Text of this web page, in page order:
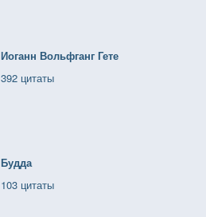
Иоганн Вольфганг Гете
392 цитаты
Будда
103 цитаты